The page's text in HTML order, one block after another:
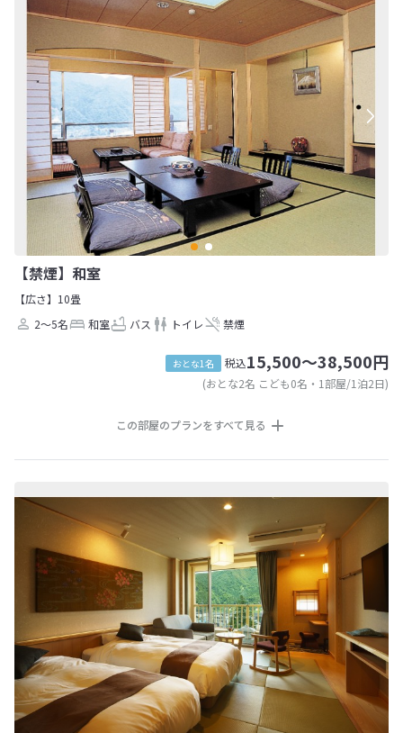
【禁煙】和室
【広さ】10畳
2～5名
和室 バス トイレ 禁煙
おとな1名 税込15,500～38,500円
(おとな2名 こども0名・1部屋/1泊2日)
この部屋のプランをすべて見る